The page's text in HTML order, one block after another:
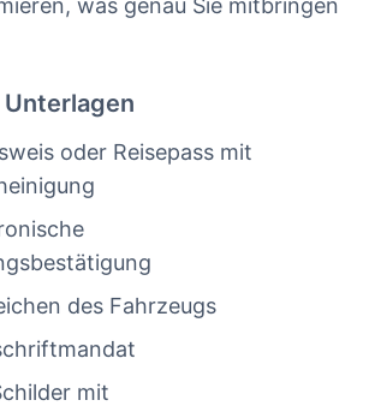
was genau Sie mitbringen
oder Reisepass mit
des Fahrzeugs
mit